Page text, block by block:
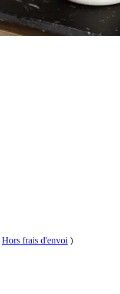
Hors frais d'envoi )